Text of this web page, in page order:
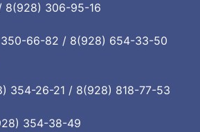
306-95-16
350-66-82 / 8(928) 654-33-50
354-26-21 / 8(928) 818-77-53
354-38-49